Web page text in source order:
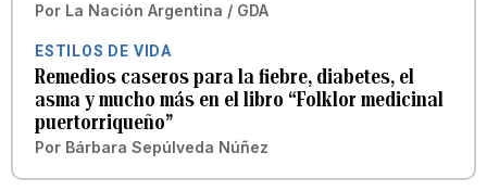
Por La Nación Argentina / GDA
ESTILOS DE VIDA
Remedios caseros para la fiebre, diabetes, el
asma y mucho más en el libro “Folklor medicinal
puertorriqueño”
Por Bárbara Sepúlveda Núñez